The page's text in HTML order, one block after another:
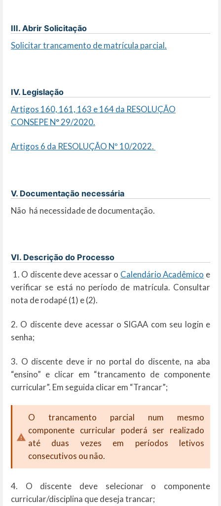
III. Abrir Solicitação
Solicitar trancamento de matrícula parcial.
IV. Legislação
Artigos 160, 161, 163 e 164 da RESOLUÇÃO
CONSEPE N° 29/2020.
Artigos 6 da RESOLUÇÃO Nº 10/2022.
V. Documentação necessária
Não há necessidade de documentação.
VI. Descrição do Processo
1. O discente deve acessar o Calendário Acadêmico e
verificar se está no período de matrícula. Consultar
nota de rodapé (1) e (2).
2. O discente deve acessar o SIGAA com seu login e
senha;
3. O discente deve ir no portal do discente, na aba
“ensino” e clicar em “trancamento de componente
curricular”. Em seguida clicar em “Trancar”;
O trancamento parcial num mesmo
componente curricular poderá ser realizado
até duas vezes em períodos letivos
consecutivos ou não.
4. O discente deve selecionar o componente
curricular/disciplina que deseja trancar;